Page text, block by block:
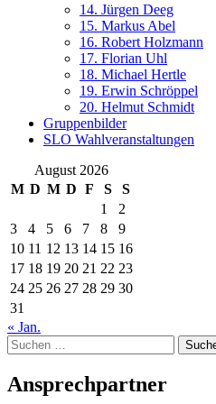
14. Jürgen Deeg
15. Markus Abel
16. Robert Holzmann
17. Florian Uhl
18. Michael Hertle
19. Erwin Schröppel
20. Helmut Schmidt
Gruppenbilder
SLO Wahlveranstaltungen
August 2026
M D M D F S
S
1
2
3
4 5 6 7 8
9
10 11 12 13 14 15 16
17 18 19 20 21 22 23
24 25 26 27 28 29 30
31
« Jan.
Suchen
nach:
Ansprechpartner